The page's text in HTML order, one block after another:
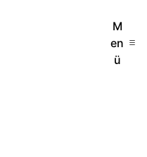
M
en
ü